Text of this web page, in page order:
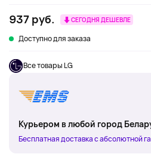
937 руб. СЕГОДНЯ ДЕШЕВЛЕ
Доступно для заказа
Все товары LG
Курьером в любой город
Бесплатная доставка с абсолютной